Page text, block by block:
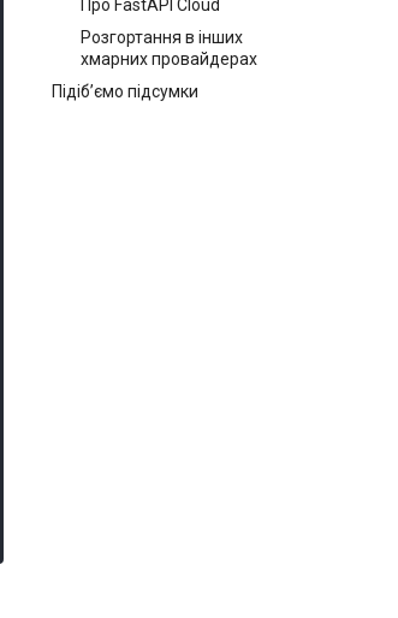
Про FastAPI Cloud
Розгортання в інших
хмарних провайдерах
Підібʼємо підсумки